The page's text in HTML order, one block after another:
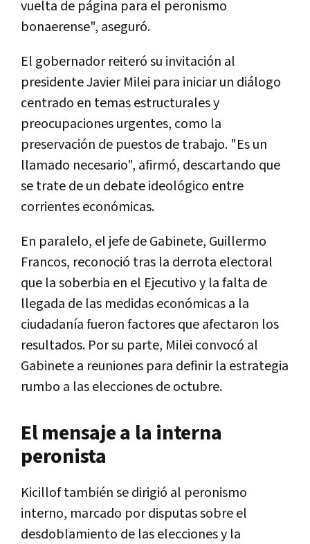
vuelta de página para el peronismo
bonaerense", aseguró.
El gobernador reiteró su invitación al
presidente Javier Milei para iniciar un diálogo
centrado en temas estructurales y
preocupaciones urgentes, como la
preservación de puestos de trabajo. "Es un
llamado necesario", afirmó, descartando que
se trate de un debate ideológico entre
corrientes económicas.
En paralelo, el jefe de Gabinete, Guillermo
Francos, reconoció tras la derrota electoral
que la soberbia en el Ejecutivo y la falta de
llegada de las medidas económicas a la
ciudadanía fueron factores que afectaron los
resultados. Por su parte, Milei convocó al
Gabinete a reuniones para definir la estrategia
rumbo a las elecciones de octubre.
El mensaje a la interna
peronista
Kicillof también se dirigió al peronismo
interno, marcado por disputas sobre el
desdoblamiento de las elecciones y la